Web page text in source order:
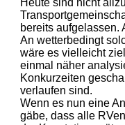
Heute sind nicht
bereits aufgelassen.
An wetterbedingt
wäre es vielleicht
einmal näher
Konkurzeiten
verlaufen sind.
Wenn es nun eine
gäbe, dass alle